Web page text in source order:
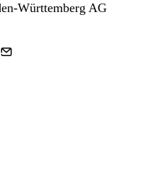
Württemberg AG